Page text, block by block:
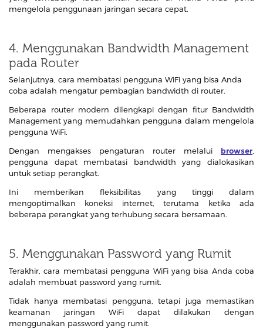
mengelola penggunaan jaringan secara cepat.
4. Menggunakan Bandwidth Management
pada Router
Selanjutnya, cara membatasi pengguna WiFi yang bisa Anda
coba adalah mengatur pembagian bandwidth di router.
Beberapa router modern dilengkapi dengan fitur Bandwidth
Management yang memudahkan pengguna dalam mengelola
pengguna WiFi.
Dengan mengakses pengaturan router melalui browser
pengguna dapat membatasi bandwidth yang dialokasikan
untuk setiap perangkat.
Ini memberikan fleksibilitas yang tinggi dalam
mengoptimalkan koneksi internet, terutama ketika ada
beberapa perangkat yang terhubung secara bersamaan.
5. Menggunakan Password yang Rumit
Terakhir, cara membatasi pengguna WiFi yang bisa Anda coba
adalah membuat password yang rumit.
Tidak hanya membatasi pengguna, tetapi juga memastikan
keamanan jaringan WiFi dapat dilakukan dengan
menggunakan password yang rumit.